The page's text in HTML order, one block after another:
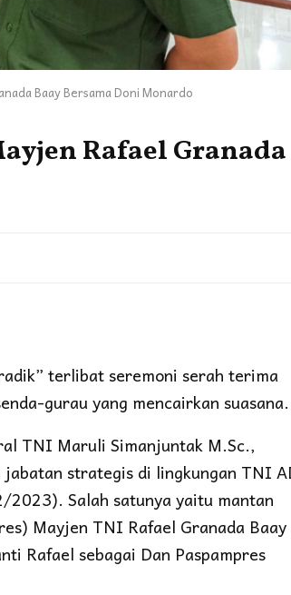
Baay Bersama Doni Monardo
Rafael Granada
terlibat seremoni serah terima
gurau yang mencairkan suasana.
TNI Maruli Simanjuntak M.Sc.,
strategis di lingkungan TNI
Salah satunya yaitu mantan
Mayjen TNI Rafael Granada Baay
Rafael sebagai Dan Paspampres